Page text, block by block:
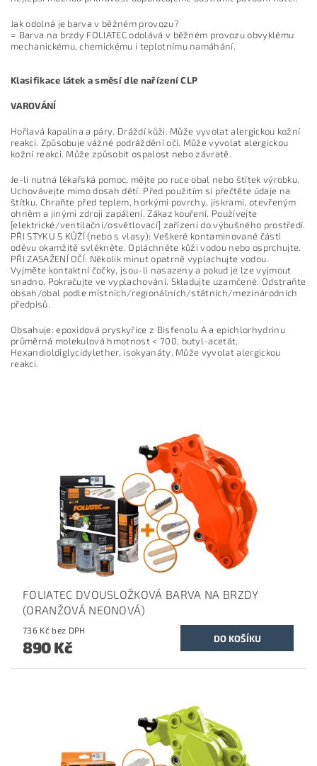
Jak odolná je barva v běžném provozu?
= Barva na brzdy FOLIATEC odolává v běžném provozu obvyklému
mechanickému, chemickému i teplotnímu namáhání.
Klasifikace látek a směsí dle nařízení CLP
VAROVÁNÍ
Hořlavá kapalina a páry. Dráždí kůži. Může vyvolat alergickou kožní
reakci. Způsobuje vážné podráždění očí. Může vyvolat alergickou
kožní reakci. Může způsobit ospalost nebo závratě.
Je-li nutná lékařská pomoc, mějte po ruce obal nebo štítek výrobku.
Uchovávejte mimo dosah dětí. Před použitím si přečtěte údaje na
štítku. Chraňte před teplem, horkými povrchy, jiskrami, otevřeným
ohněm a jinými zdroji zapálení. Zákaz kouření. Používejte
[elektrické/ventilační/osvětlovací] zařízení do výbušného prostředí.
PŘI STYKU S KŮŽÍ (nebo s vlasy): Veškeré kontaminované části
oděvu okamžitě svlékněte. Opláchněte kůži vodou nebo osprchujte.
PŘI ZASAŽENÍ OČÍ: Několik minut opatrně vyplachujte vodou.
Vyjměte kontaktní čočky, jsou-li nasazeny a pokud je lze vyjmout
snadno. Pokračujte ve vyplachování. Skladujte uzamčené. Odstraňte
obsah/obal podle místních/regionálních/státních/mezinárodních
předpisů.
Obsahuje: epoxidová pryskyřice z Bisfenolu A a epichlorhydrinu
průměrná molekulová hmotnost < 700, butyl-acetát,
Hexandioldiglycidylether, isokyanáty. Může vyvolat alergickou
reakci.
FOLIATEC DVOUSLOŽKOVÁ BARVA NA BRZDY
(ORANŽOVÁ NEONOVÁ)
736 Kč bez DPH
890 Kč